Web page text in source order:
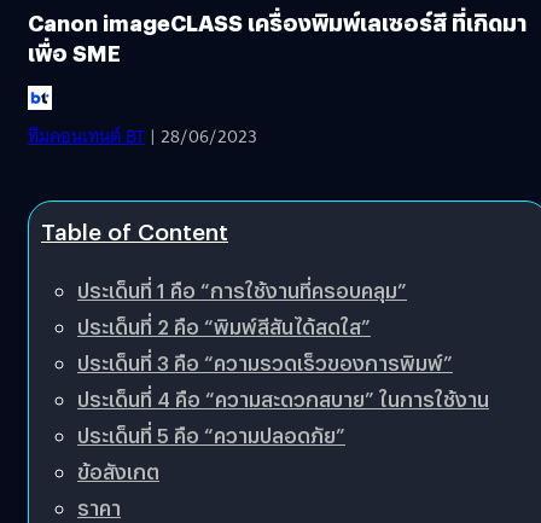
Canon imageCLASS เครื่องพิมพ์เลเซอร์สี ที่เกิดมา
เพื่อ SME
ทีมคอนเทนต์ BT | 28/06/2023
Table of Content
ประเด็นที่ 1 คือ “การใช้งานที่ครอบคลุม”
ประเด็นที่ 2 คือ “พิมพ์สีสันได้สดใส”
ประเด็นที่ 3 คือ “ความรวดเร็วของการพิมพ์”
ประเด็นที่ 4 คือ “ความสะดวกสบาย” ในการใช้งาน
ประเด็นที่ 5 คือ “ความปลอดภัย”
ข้อสังเกต
ราคา